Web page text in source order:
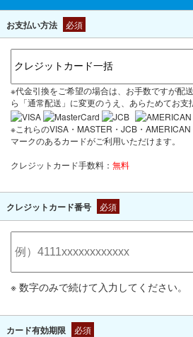
お支払い方法 必須
※代金引換をご希望の場合は、お手数ですが配
ら「通常配送」に変更のうえ、あらためてお支
※これらのVISA・MASTER・JCB・
マークのあるカードがご利用いただけます。
クレジットカード手数料： 無料
クレジットカード番号 必須
※ 数字のみで続けて入力してください。
カード有効期限 必須